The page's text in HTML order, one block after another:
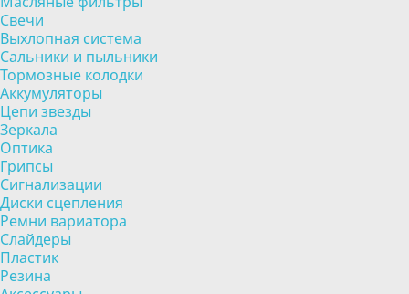
Свечи
Выхлопная система
Сальники и пыльники
Тормозные колодки
Аккумуляторы
Цепи звезды
Зеркала
Оптика
Грипсы
Сигнализации
Диски сцепления
Ремни вариатора
Слайдеры
Пластик
Резина